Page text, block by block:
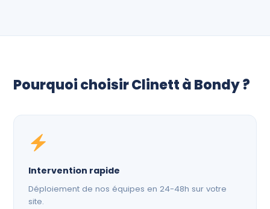
Pourquoi choisir Clinett à Bondy ?
Intervention rapide
Déploiement de nos équipes en 24-48h sur votre
site.